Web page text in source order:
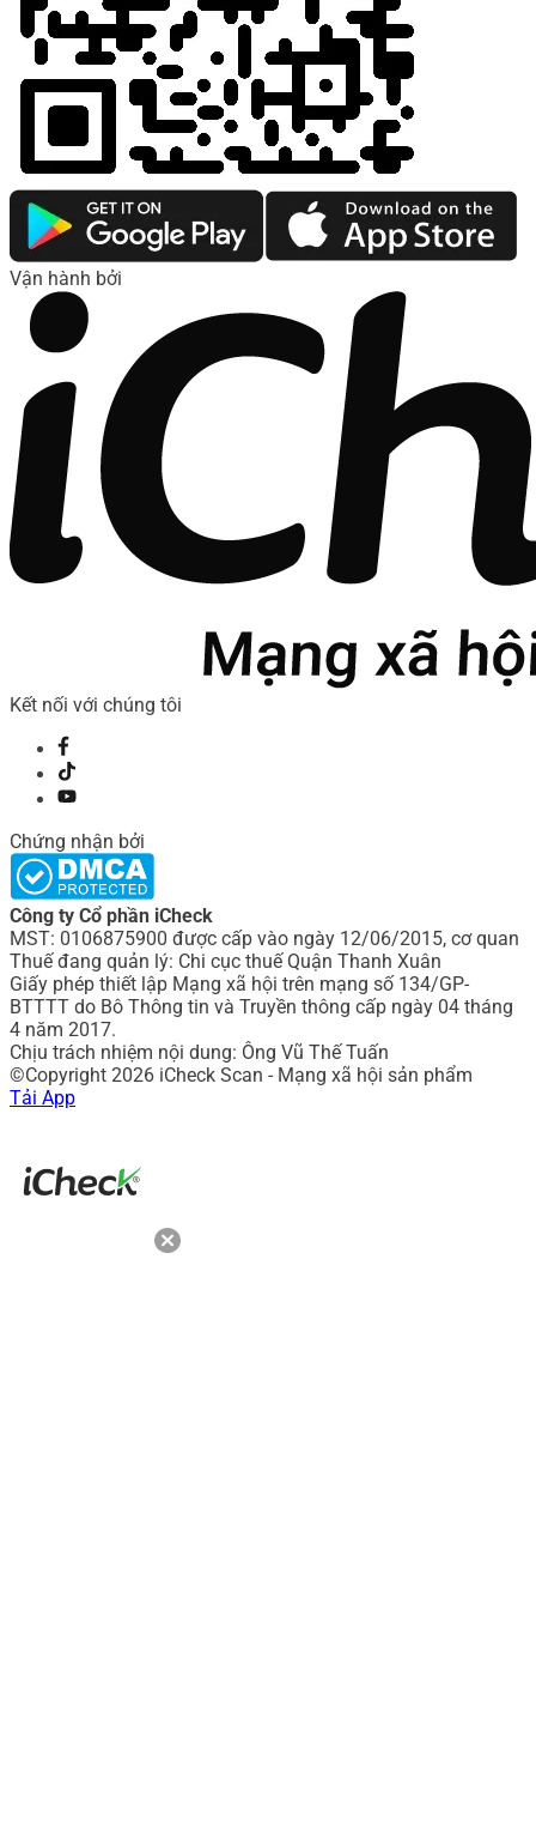
Vận hành bởi
Kết nối với chúng tôi
Chứng nhận bởi
Công ty Cổ phần iCheck
MST: 0106875900 được cấp vào ngày 12/06/2015, cơ quan
Thuế đang quản lý: Chi cục thuế Quận Thanh Xuân
Giấy phép thiết lập Mạng xã hội trên mạng số 134/GP-
BTTTT do Bô Thông tin và Truyền thông cấp ngày 04 tháng
4 năm 2017.
Chịu trách nhiệm nội dung: Ông Vũ Thế Tuấn
©Copyright 2026 iCheck Scan - Mạng xã hội sản phẩm
Tải App